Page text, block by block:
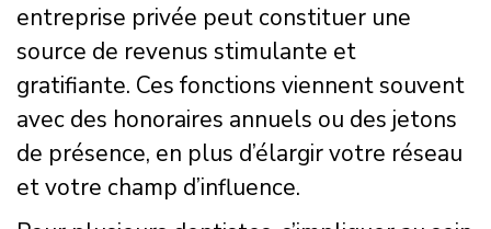
entreprise privée peut constituer une
source de revenus stimulante et
gratifiante. Ces fonctions viennent souvent
avec des honoraires annuels ou des jetons
de présence, en plus d’élargir votre réseau
et votre champ d’influence.